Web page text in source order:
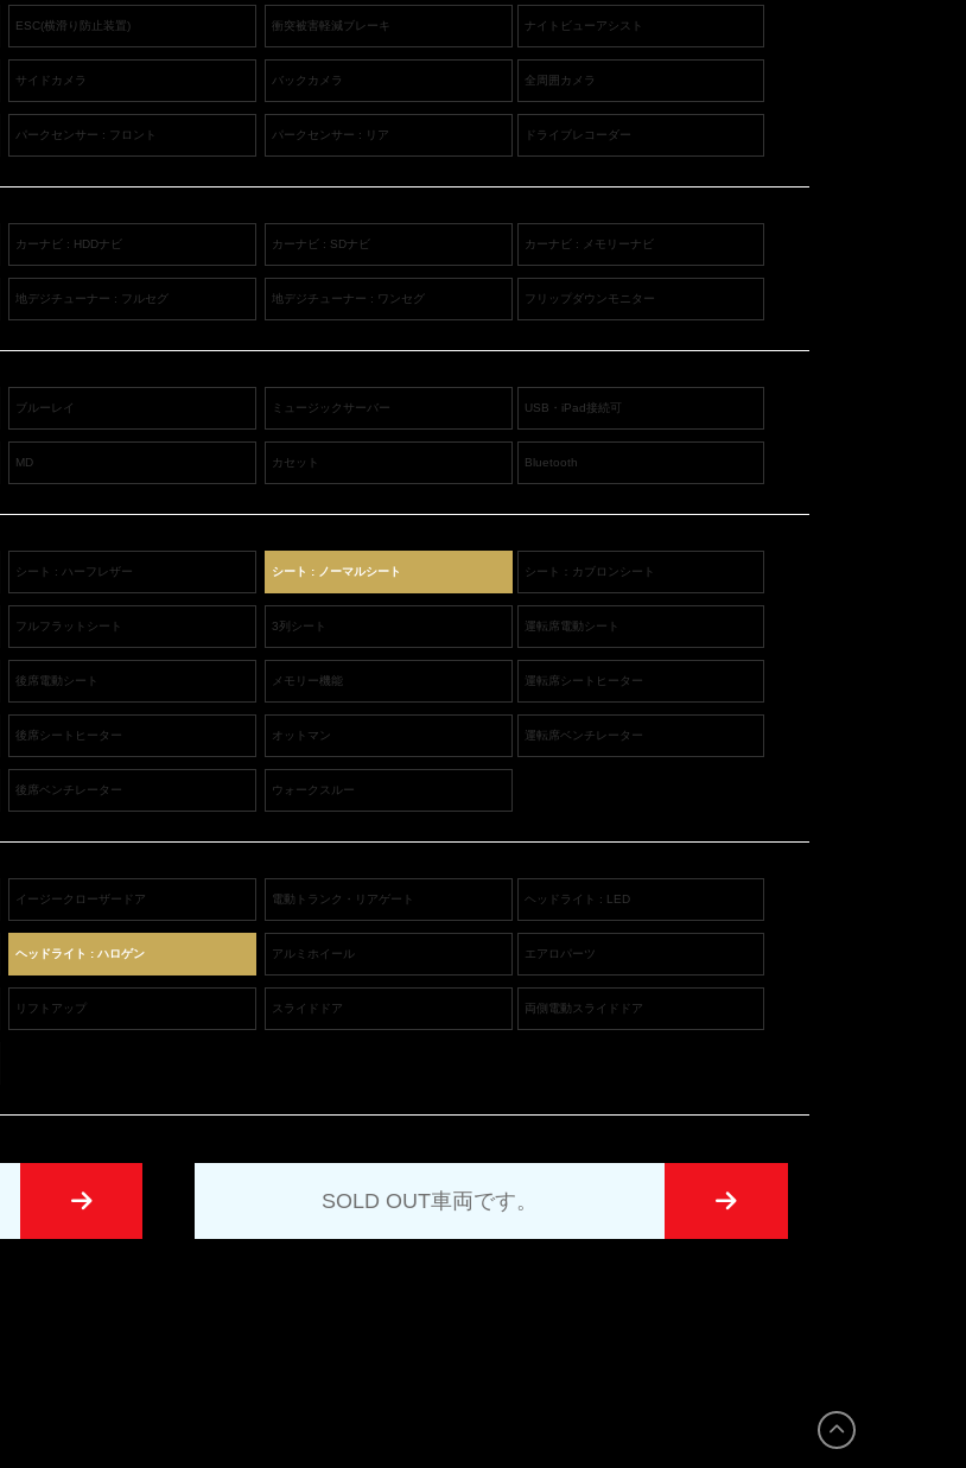
ESC(横滑り防止装置) 衝突被害軽減ブレーキ ナイトビューアシスト
サイドカメラ バックカメラ 全周囲カメラ
パークセンサー : フロント パークセンサー : リア ドライブレコーダー
カーナビ : HDDナビ カーナビ : SDナビ カーナビ : メモリーナビ
地デジチューナー : フルセグ 地デジチューナー : ワンセグ フリップダウンモニター
ブルーレイ ミュージックサーバー USB・iPad接続可
MD カセット Bluetooth
シート : ハーフレザー シート : ノーマルシート シート：カブロンシート
フルフラットシート 3列シート 運転席電動シート
後席電動シート メモリー機能 運転席シートヒーター
後席シートヒーター オットマン 運転席ベンチレーター
後席ベンチレーター ウォークスルー
イージークローザードア 電動トランク・リアゲート ヘッドライト : LED
ヘッドライト : ハロゲン アルミホイール エアロパーツ
リフトアップ スライドドア 両側電動スライドドア
SOLD OUT車両です。